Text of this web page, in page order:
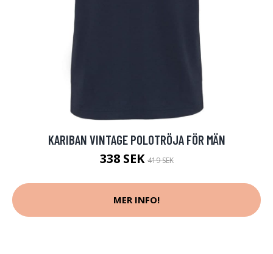
KARIBAN VINTAGE POLOTRÖJA FÖR MÄN
338 SEK419 SEK
MER INFO!